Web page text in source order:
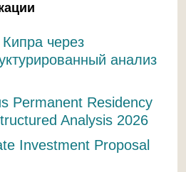
через
анализ
Permanent Residency
Analysis 2026
Investment Proposal